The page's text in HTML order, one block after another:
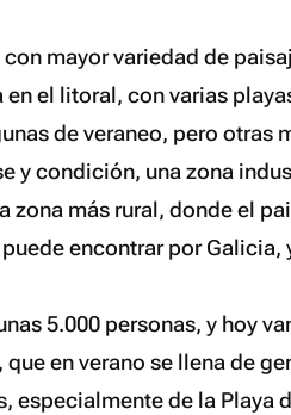
mayor variedad de
el litoral, con varias
de veraneo, pero otras
y condición, una zona
zona más rural, donde el
encontrar por Galicia,
5.000 personas, y hoy
en verano se llena de
especialmente de la Playa